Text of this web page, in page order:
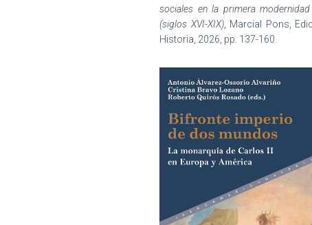
sociales en la primera modernidad
(siglos XVI-XIX), Marcial Pons,
Historia, 2026, pp. 137-160.